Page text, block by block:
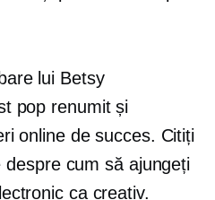
lui Betsy
pop renumit și
online de succes. Citiți
cum să ajungeți
ca creativ.